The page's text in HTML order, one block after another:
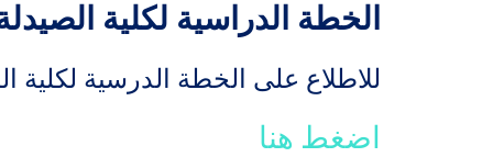
الخطة الدراسية لكلية
للاطلاع على الخطة الدرسية
اضغط هنا